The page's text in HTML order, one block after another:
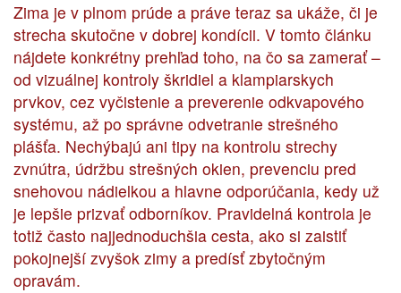
Zima je v plnom prúde a práve teraz sa ukáže, či je
strecha skutočne v dobrej kondícii. V tomto článku
nájdete konkrétny prehľad toho, na čo sa zamerať –
od vizuálnej kontroly škridiel a klampiarskych
prvkov, cez vyčistenie a preverenie odkvapového
systému, až po správne odvetranie strešného
plášťa. Nechýbajú ani tipy na kontrolu strechy
zvnútra, údržbu strešných okien, prevenciu pred
snehovou nádielkou a hlavne odporúčania, kedy už
je lepšie prizvať odborníkov. Pravidelná kontrola je
totiž často najjednoduchšia cesta, ako si zaistiť
pokojnejší zvyšok zimy a predísť zbytočným
opravám.